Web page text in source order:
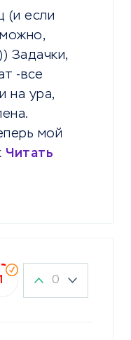
(и если
Задачки,
-все
на ура,
мой
Читать
0